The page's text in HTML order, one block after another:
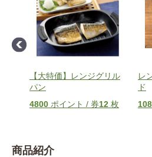
【大特価】レンジグリル
パン
4800 ポイント / 券12 枚
レ
ド
商品紹介